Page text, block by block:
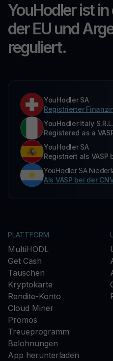
YouHodler ist
der EU und
reguliert.
YouHodler SA
Registrierter
YouHodler Italy S.R.L.
Registered as a
YouHodler SA
Registriert als VASP
YouHodler SA
Als VASP bei der
PLATTFORM
MultiHODL
Get Cash
Tauschen
Kryptokarte
Rendite-Konto
Cloud Miner
Promos
Treueprogramm
Belohnungen
App herunterladen